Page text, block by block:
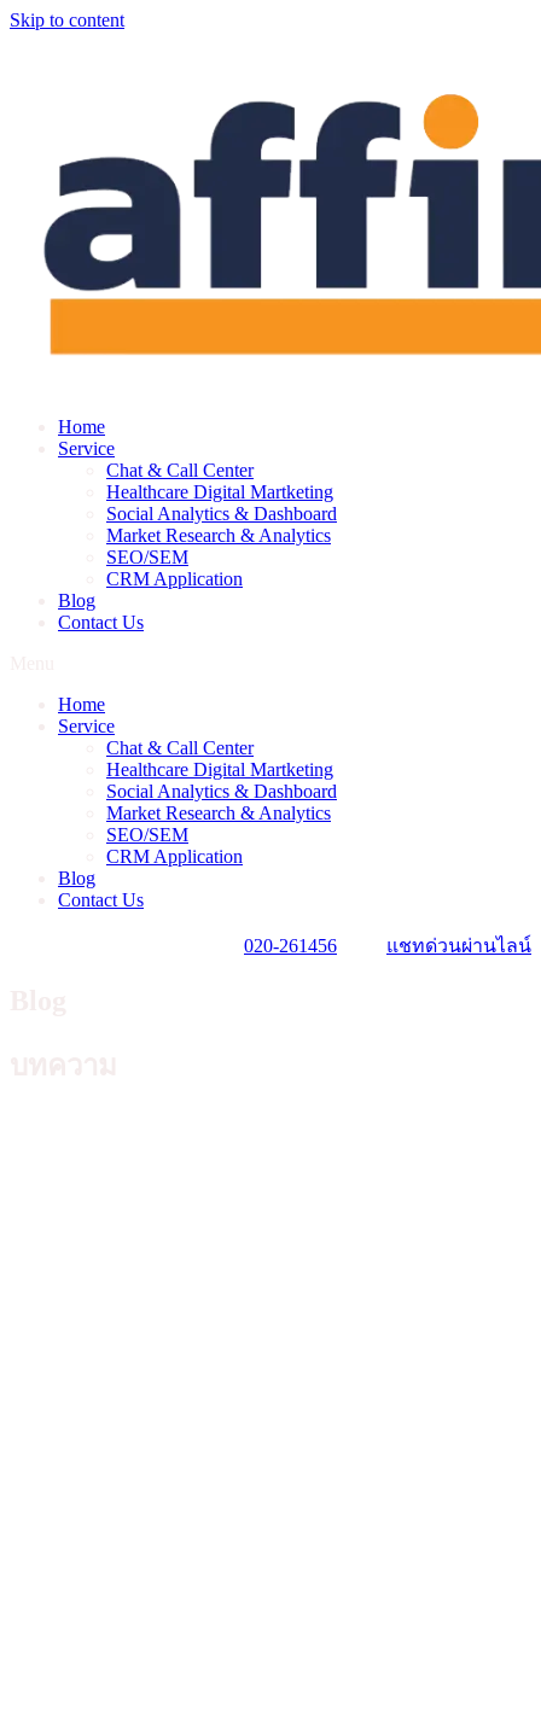
Skip to content
Home
Service
Chat & Call Center
Healthcare Digital Martketing
Social Analytics & Dashboard
Market Research & Analytics
SEO/SEM
CRM Application
Blog
Contact Us
Home
Service
Chat & Call Center
Healthcare Digital Martketing
Social Analytics & Dashboard
Market Research & Analytics
SEO/SEM
CRM Application
Blog
Contact Us
020-261456 แชทด่วนผ่านไลน์